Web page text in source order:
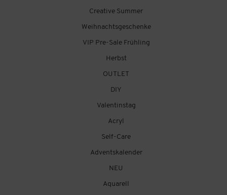
Creative Summer
Weihnachtsgeschenke
VIP Pre-Sale Frühling
Herbst
OUTLET
DIY
Valentinstag
Acryl
Self-Care
Adventskalender
NEU
Aquarell